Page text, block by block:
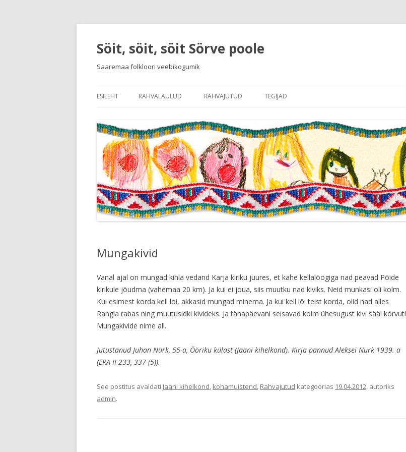
Söit, söit, söit Sörve poole
Saaremaa folkloori veebikogumik
ESILEHT RAHVALAULUD
LAULUDE JA MÄNGUDE NIMEKIRI
RAHVAJUTUD
KEELELINE SISSEJUHATUS
RAHVAJUTTUDELE
RAHVAJUTTUDE NIMEKIRI
TEGIJAD
Mungakivid
Vanal ajal on mungad kihla vedand Karja kiriku juures, et kahe kellalöögiga nad peavad Pöide
kirikule jöudma (vahemaa 20 km). Ja kui ei jöua, siis muutku nad kiviks. Neid munkasi oli kolm.
Kui esimest korda kell löi, akkasid mungad minema. Ja kui kell löi teist korda, olid nad alles
Rangla rabas ning muutusidki kivideks. Ja tänapäevani seisavad kolm ühesugust kivi sääl körvuti
Mungakivide nime all.
Jutustanud Juhan Nurk, 55-a, Ööriku külast (Jaani kihelkond). Kirja pannud Aleksei Nurk 1939. a
(ERA II 233, 337 (5)).
See postitus avaldati Jaani kihelkond, kohamuistend, Rahvajutud kategoorias 19.04.2012, autoriks
admin.